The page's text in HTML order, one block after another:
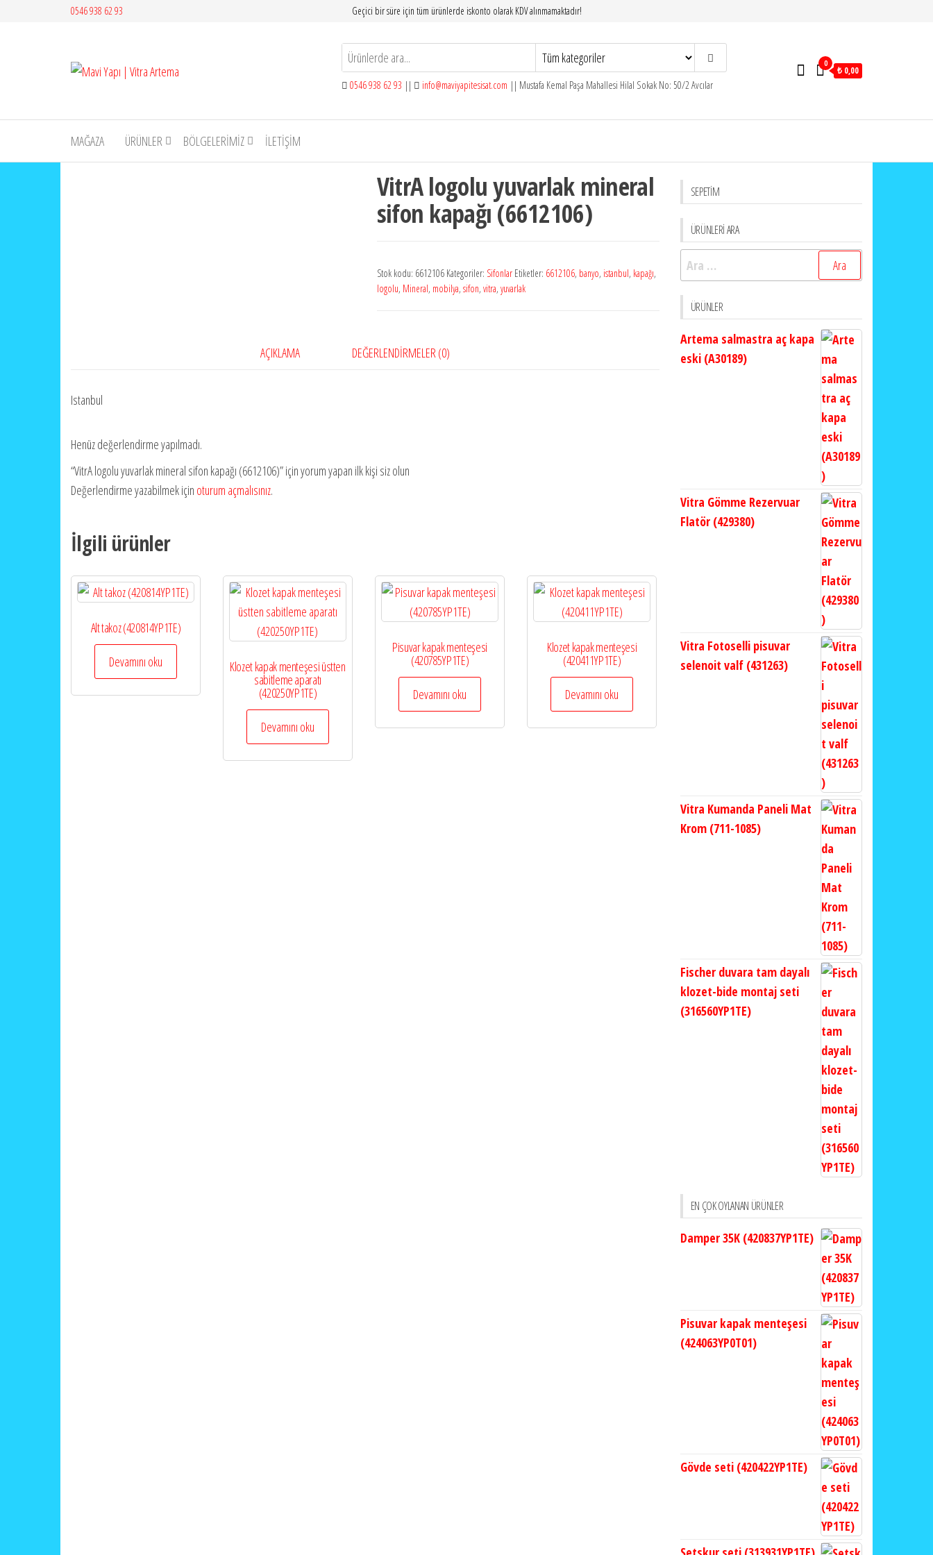
0546 938 62 93 Geçici bir süre için tüm ürünlerde iskonto olarak KDV alınmamaktadır!
Vitra
Artema
0546 938 62 93 || info@maviyapitesisat.com || Mustafa Kemal Paşa Mahallesi Hilal Sokak No: 50/2 Avcılar
0
₺ 0,00
MAĞAZA ÜRÜNLER BÖLGELERİMİZ İLETIŞIM
VitrA logolu yuvarlak mineral
sifon kapağı (6612106)
Stok kodu: 6612106 Kategoriler: Sifonlar Etiketler: 6612106, banyo, istanbul, kapağı,
logolu, Mineral, mobilya, sifon, vitra, yuvarlak
AÇIKLAMA DEĞERLENDIRMELER (0)
Istanbul
Henüz değerlendirme yapılmadı.
“VitrA logolu yuvarlak mineral sifon kapağı (6612106)” için yorum yapan ilk kişi siz olun
Değerlendirme yazabilmek için oturum açmalısınız.
İlgili ürünler
Alt takoz (420814YP1TE)
Devamını oku Klozet kapak menteşesi üstten
sabitleme aparatı
(420250YP1TE)
Devamını oku
Pisuvar kapak menteşesi
(420785YP1TE)
Devamını oku
Klozet kapak menteşesi
(420411YP1TE)
Devamını oku
SEPETİM
ÜRÜNLERİ ARA
Arama:
ÜRÜNLER
Artema salmastra aç kapa
eski (A30189)
Vitra Gömme Rezervuar
Flatör (429380)
Vitra Fotoselli pisuvar
selenoit valf (431263)
Vitra Kumanda Paneli Mat
Krom (711-1085)
Fischer duvara tam dayalı
klozet-bide montaj seti
(316560YP1TE)
EN ÇOK OYLANAN ÜRÜNLER
Damper 35K (420837YP1TE)
Pisuvar kapak menteşesi
(424063YP0T01)
Gövde seti (420422YP1TE)